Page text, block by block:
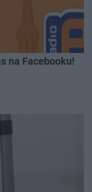
na Facebooku!